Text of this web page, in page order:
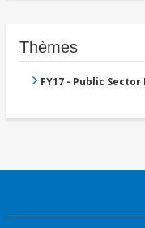
Thèmes
FY17 - Public